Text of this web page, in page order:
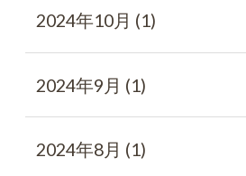
2024年10月 (1)
2024年9月 (1)
2024年8月 (1)